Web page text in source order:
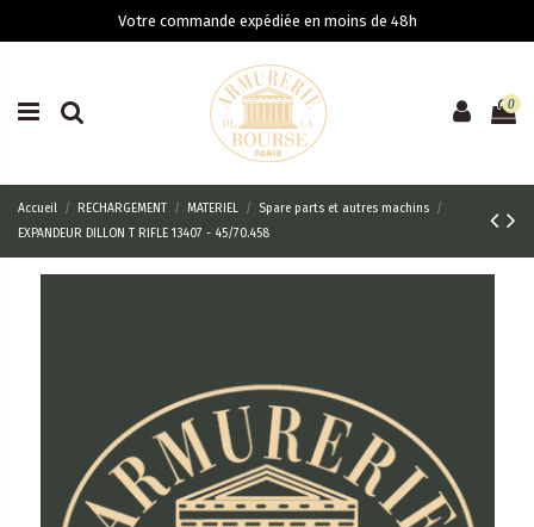
Votre commande expédiée en moins de 48h
0
Accueil RECHARGEMENT MATERIEL
Spare parts et autres machins
EXPANDEUR DILLON T RIFLE 13407 - 45/70.458